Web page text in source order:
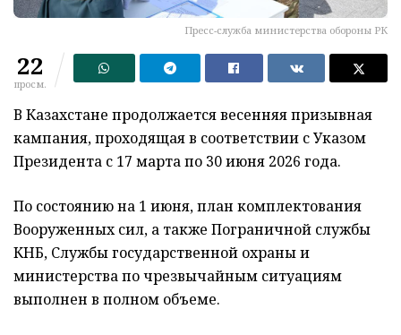
Пресс-служба министерства обороны РК
22
просм.
В Казахстане продолжается весенняя призывная
кампания, проходящая в соответствии с Указом
Президента с 17 марта по 30 июня 2026 года.
По состоянию на 1 июня, план комплектования
Вооруженных сил, а также Пограничной службы
КНБ, Службы государственной охраны и
министерства по чрезвычайным ситуациям
выполнен в полном объеме.